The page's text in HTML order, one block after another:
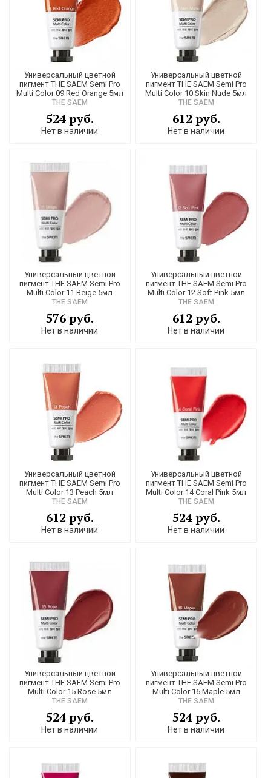
Универсальный цветной
пигмент THE SAEM Semi Pro
Multi Color 09 Red Orange 5мл
THE SAEM
524 руб.
Нет в наличии
Универсальный цветной
пигмент THE SAEM Semi Pro
Multi Color 10 Skin Nude 5мл
THE SAEM
612 руб.
Нет в наличии
Универсальный цветной
пигмент THE SAEM Semi Pro
Multi Color 11 Beige 5мл
THE SAEM
576 руб.
Нет в наличии
Универсальный цветной
пигмент THE SAEM Semi Pro
Multi Color 12 Soft Pink 5мл
THE SAEM
612 руб.
Нет в наличии
Универсальный цветной
пигмент THE SAEM Semi Pro
Multi Color 13 Peach 5мл
THE SAEM
612 руб.
Нет в наличии
Универсальный цветной
пигмент THE SAEM Semi Pro
Multi Color 14 Coral Pink 5мл
THE SAEM
524 руб.
Нет в наличии
Универсальный цветной
пигмент THE SAEM Semi Pro
Multi Color 15 Rose 5мл
THE SAEM
524 руб.
Нет в наличии
Универсальный цветной
пигмент THE SAEM Semi Pro
Multi Color 16 Maple 5мл
THE SAEM
524 руб.
Нет в наличии